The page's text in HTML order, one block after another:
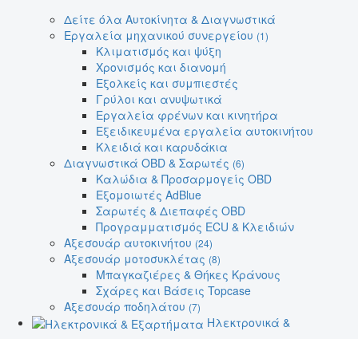
Δείτε όλα Αυτοκίνητα & Διαγνωστικά
Εργαλεία μηχανικού συνεργείου (1)
Κλιματισμός και ψύξη
Χρονισμός και διανομή
Εξολκείς και συμπιεστές
Γρύλοι και ανυψωτικά
Εργαλεία φρένων και κινητήρα
Εξειδικευμένα εργαλεία αυτοκινήτου
Κλειδιά και καρυδάκια
Διαγνωστικά OBD & Σαρωτές (6)
Καλώδια & Προσαρμογείς OBD
Εξομοιωτές AdBlue
Σαρωτές & Διεπαφές OBD
Προγραμματισμός ECU & Κλειδιών
Αξεσουάρ αυτοκινήτου (24)
Αξεσουάρ μοτοσυκλέτας (8)
Μπαγκαζιέρες & Θήκες Κράνους
Σχάρες και Βάσεις Topcase
Αξεσουάρ ποδηλάτου (7)
Ηλεκτρονικά &